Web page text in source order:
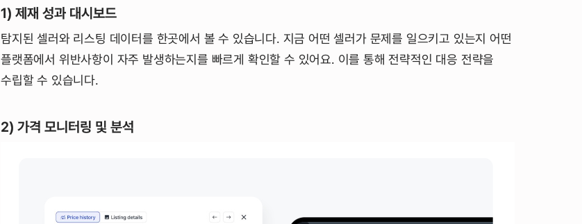
1) 제재 성과 대시보드
탐지된 셀러와 리스팅 데이터를 한곳에서 볼 수 있습니다. 지금 어떤 셀러가 문제를 일으키고 있는지 어떤
플랫폼에서 위반사항이 자주 발생하는지를 빠르게 확인할 수 있어요. 이를 통해 전략적인 대응 전략을
수립할 수 있습니다.
2) 가격 모니터링 및 분석